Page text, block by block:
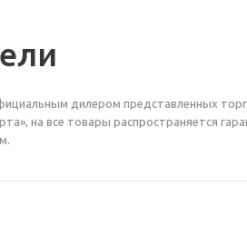
дилером представленных
на все товары распространяется